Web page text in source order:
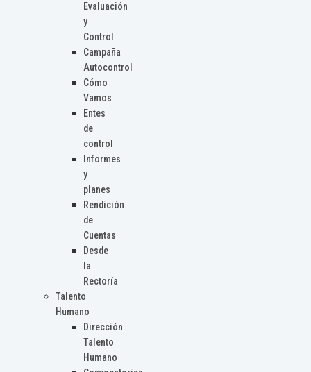
Evaluación
y
Control
Campaña
Autocontrol
Cómo
Vamos
Entes
de
control
Informes
y
planes
Rendición
de
Cuentas
Desde
la
Rectoría
Talento
Humano
Dirección
Talento
Humano